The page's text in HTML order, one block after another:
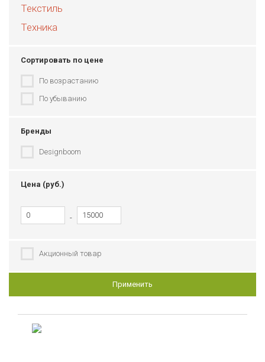
Текстиль
Техника
Сортировать по цене
По возрастанию
По убыванию
Бренды
Designboom
Цена (руб.)
-
Акционный товар
Применить